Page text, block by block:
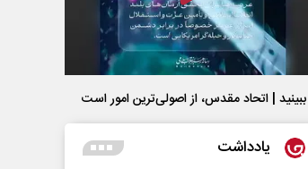
ببینید | اتحاد مقدس، از اصولی‌ترین امور است
یادداشت